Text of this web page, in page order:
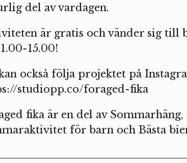
del av vardagen.
är gratis och vänder sig till
15.00!
också följa projektet på
studiopp.co/foraged-fika
fika är en del av
för barn och Bästa